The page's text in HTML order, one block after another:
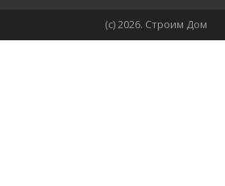
(с) 2026. Строим Дом